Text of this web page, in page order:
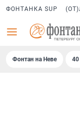
ФОНТАНКА SUP
Фонтан на Неве 40